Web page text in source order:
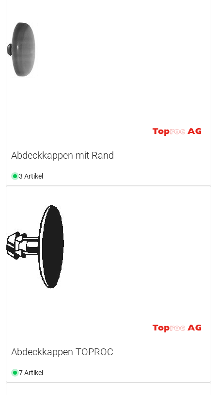
Abdeckkappen mit Rand
3 Artikel
Abdeckkappen TOPROC
7 Artikel